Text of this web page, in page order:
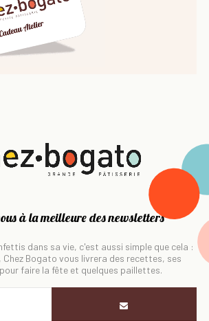
à la meilleure des newsletters
dans sa vie, c'est aussi simple que cela :
Chez Bogato vous livrera des recettes, ses
faire la fête et quelques paillettes.